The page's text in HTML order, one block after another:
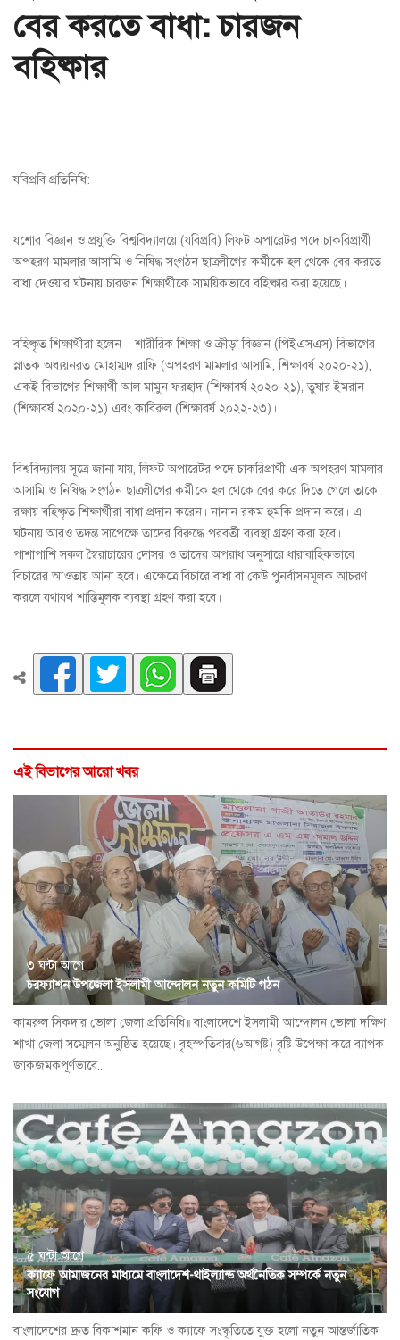
বের করতে বাধা: চারজন
বহিষ্কার
যবিপ্রবি প্রতিনিধি:
যশোর বিজ্ঞান ও প্রযুক্তি বিশ্ববিদ্যালয়ে (যবিপ্রবি) লিফট অপারেটর পদে চাকরিপ্রার্থী
অপহরণ মামলার আসামি ও নিষিদ্ধ সংগঠন ছাত্রলীগের কর্মীকে হল থেকে বের করতে
বাধা দেওয়ার ঘটনায় চারজন শিক্ষার্থীকে সাময়িকভাবে বহিষ্কার করা হয়েছে।
বহিষ্কৃত শিক্ষার্থীরা হলেন— শারীরিক শিক্ষা ও ক্রীড়া বিজ্ঞান (পিইএসএস) বিভাগের
স্নাতক অধ্যয়নরত মোহাম্মদ রাফি (অপহরণ মামলার আসামি, শিক্ষাবর্ষ ২০২০-২১),
একই বিভাগের শিক্ষার্থী আল মামুন ফরহাদ (শিক্ষাবর্ষ ২০২০-২১), তুষার ইমরান
(শিক্ষাবর্ষ ২০২০-২১) এবং কাবিরুল (শিক্ষাবর্ষ ২০২২-২৩)।
বিশ্ববিদ্যালয় সূত্রে জানা যায়, লিফট অপারেটর পদে চাকরিপ্রার্থী এক অপহরণ মামলার
আসামি ও নিষিদ্ধ সংগঠন ছাত্রলীগের কর্মীকে হল থেকে বের করে দিতে গেলে তাকে
রক্ষায় বহিষ্কৃত শিক্ষার্থীরা বাধা প্রদান করেন। নানান রকম হুমকি প্রদান করে। এ
ঘটনায় আরও তদন্ত সাপেক্ষে তাদের বিরুদ্ধে পরবর্তী ব্যবস্থা গ্রহণ করা হবে।
পাশাপাশি সকল স্বৈরাচারের দোসর ও তাদের অপরাধ অনুসারে ধারাবাহিকভাবে
বিচারের আওতায় আনা হবে। এক্ষেত্রে বিচারে বাধা বা কেউ পুনর্বাসনমূলক আচরণ
করলে যথাযথ শাস্তিমূলক ব্যবস্থা গ্রহণ করা হবে।
এই বিভাগের আরো খবর
৩ ঘন্টা আগে
চরফ্যাশন উপজেলা ইসলামী আন্দোলন নতুন কমিটি গঠন
কামরুল সিকদার ভোলা জেলা প্রতিনিধি॥ বাংলাদেশে ইসলামী আন্দোলন ভোলা দক্ষিণ
শাখা জেলা সম্মেলন অনুষ্ঠিত হয়েছে। বৃহস্পতিবার(৬আগষ্ট) বৃষ্টি উপেক্ষা করে ব্যাপক
জাকজমকপূর্ণভাবে...
৫ ঘন্টা আগে
ক্যাফে আমাজনের মাধ্যমে বাংলাদেশ-থাইল্যান্ড অর্থনৈতিক সম্পর্কে নতুন
সংযোগ
বাংলাদেশের দ্রুত বিকাশমান কফি ও ক্যাফে সংস্কৃতিতে যুক্ত হলো নতুন আন্তর্জাতিক